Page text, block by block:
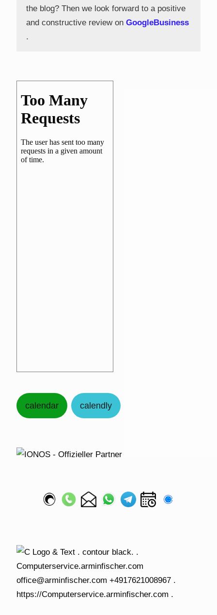
the blog? Then we look forward to a positive
and constructive review on GoogleBusiness
.
calendar calendly